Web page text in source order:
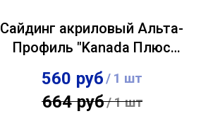
Сайдинг акриловый Альта-
Профиль "Kanada Плюс
Премиум" Орех-темный
0,23х3,66м
560 руб/ 1 шт
664 руб/1 шт